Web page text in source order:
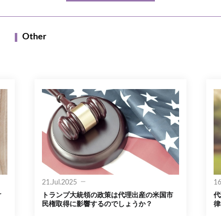
Other
21.Jul.2025
トランプ大統領の政策は代理出産の米国市
民権取得に影響するのでしょうか？